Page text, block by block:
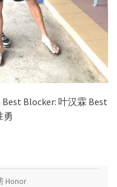
Blocker: 叶汉霖 Best
勇
Honor